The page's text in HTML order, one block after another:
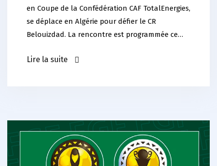
en Coupe de la Confédération CAF TotalEnergies,
se déplace en Algérie pour défier le CR
Belouizdad. La rencontre est programmée ce…
Lire la suite